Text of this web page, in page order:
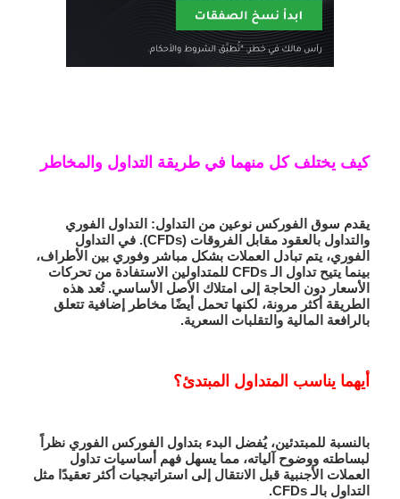
كيف يختلف كل منهما في طريقة التداول والمخاطر
يقدم سوق الفوركس نوعين من التداول: التداول الفوري
والتداول بالعقود مقابل الفروقات (CFDs). في التداول
الفوري، يتم تبادل العملات بشكل مباشر وفوري بين الأطراف،
بينما يتيح تداول الـ CFDs للمتداولين الاستفادة من تحركات
الأسعار دون الحاجة إلى امتلاك الأصل الأساسي. تُعد هذه
الطريقة أكثر مرونة، لكنها تحمل أيضًا مخاطر إضافية تتعلق
بالرافعة المالية والتقلبات السعرية.
أيهما يناسب المتداول المبتدئ؟
بالنسبة للمبتدئين، يُفضل البدء بتداول الفوركس الفوري نظراً
لبساطته ووضوح آلياته، مما يسهل فهم أساسياتتداول
العملات الأجنبية قبل الانتقال إلى استراتيجيات أكثر تعقيدًا مثل
التداول بالـ CFDs.